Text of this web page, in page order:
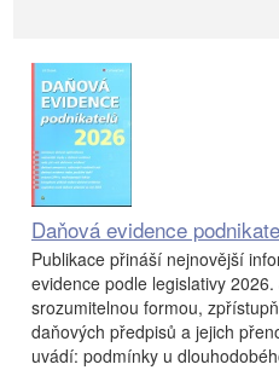
Daňová evidence
Publikace přináší nejnovější
evidence podle legislativy
srozumitelnou formou,
daňových předpisů a jejich
uvádí: podmínky u